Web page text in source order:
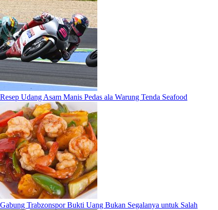
Resep Udang Asam Manis Pedas ala Warung Tenda Seafood
Gabung Trabzonspor Bukti Uang Bukan Segalanya untuk Salah